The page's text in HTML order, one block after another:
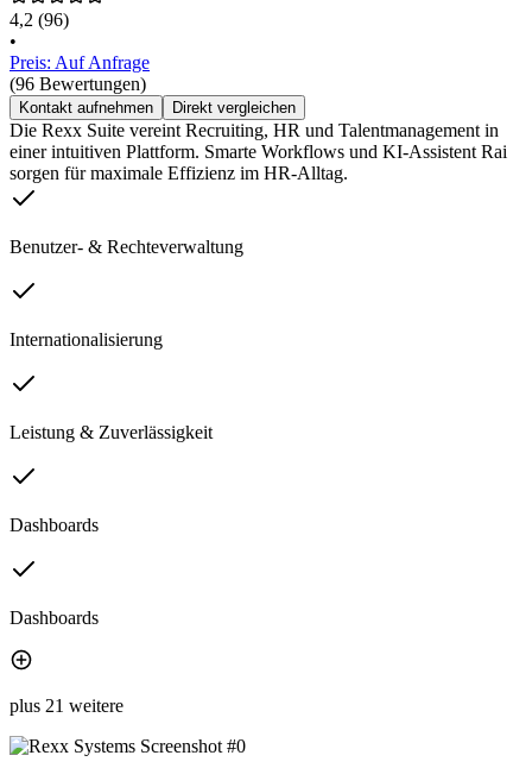
4,2 (96)
•
Preis: Auf Anfrage
(96 Bewertungen)
Kontakt aufnehmen Direkt vergleichen
Die Rexx Suite vereint Recruiting, HR und Talentmanagement in
einer intuitiven Plattform. Smarte Workflows und KI-Assistent Rai
sorgen für maximale Effizienz im HR-Alltag.
Benutzer- & Rechteverwaltung
Internationalisierung
Leistung & Zuverlässigkeit
Dashboards
Dashboards
plus 21 weitere